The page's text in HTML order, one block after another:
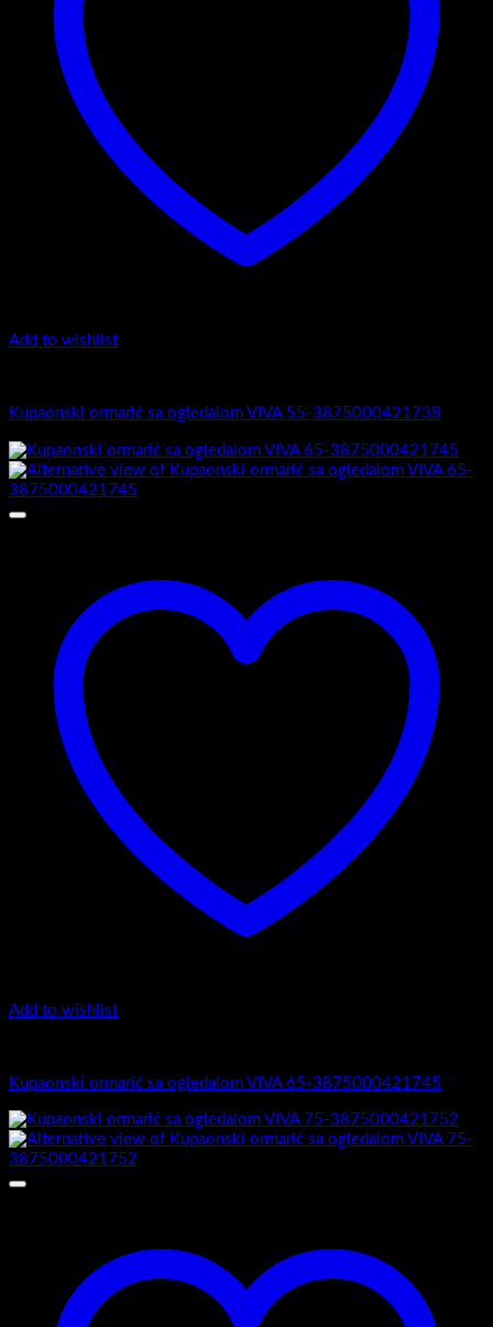
Add to wishlist
Kupaonski ormarić sa ogledalom VIVA 55-3875000421738
Add to wishlist
Kupaonski ormarić sa ogledalom VIVA 65-3875000421745